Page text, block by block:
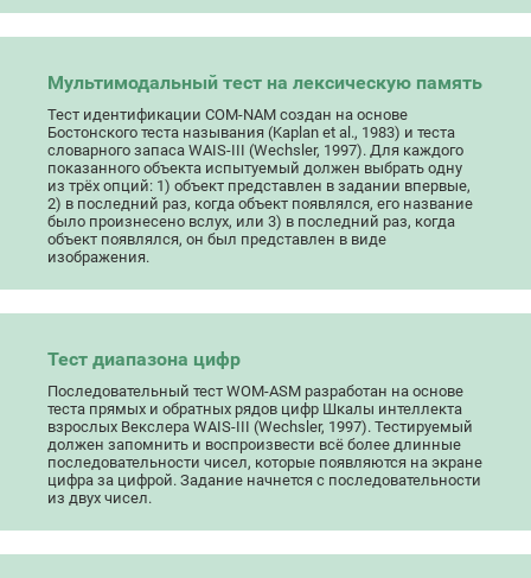
Мультимодальный тест на лексическую память
Тест идентификации COM-NAM создан на основе
Бостонского теста называния (Kaplan et al., 1983) и теста
словарного запаса WAIS-III (Wechsler, 1997). Для каждого
показанного объекта испытуемый должен выбрать одну
из трёх опций: 1) объект представлен в задании впервые,
2) в последний раз, когда объект появлялся, его название
было произнесено вслух, или 3) в последний раз, когда
объект появлялся, он был представлен в виде
изображения.
Тест диапазона цифр
Последовательный тест WOM-ASM разработан на основе
теста прямых и обратных рядов цифр Шкалы интеллекта
взрослых Векслера WAIS-III (Wechsler, 1997). Тестируемый
должен запомнить и воспроизвести всё более длинные
последовательности чисел, которые появляются на экране
цифра за цифрой. Задание начнется с последовательности
из двух чисел.